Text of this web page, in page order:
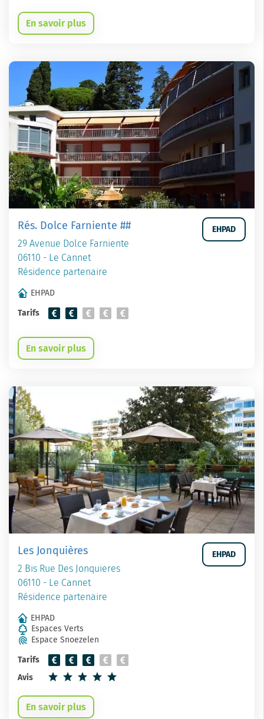
En savoir plus
Rés. Dolce Farniente ##
29 Avenue Dolce Farniente
06110 - Le Cannet
Résidence partenaire
EHPAD
EHPAD
Tarifs
En savoir plus
Les Jonquières
2 Bis Rue Des Jonquieres
06110 - Le Cannet
Résidence partenaire
EHPAD
EHPAD
Espaces Verts
Espace Snoezelen
Tarifs
Avis
En savoir plus